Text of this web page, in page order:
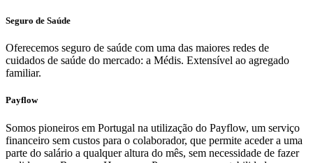
Seguro de Saúde
Oferecemos seguro de saúde com uma das maiores redes de
cuidados de saúde do mercado: a Médis. Extensível ao agregado
familiar.
Payflow
Somos pioneiros em Portugal na utilização do Payflow, um serviço
financeiro sem custos para o colaborador, que permite aceder a uma
parte do salário a qualquer altura do mês, sem necessidade de fazer